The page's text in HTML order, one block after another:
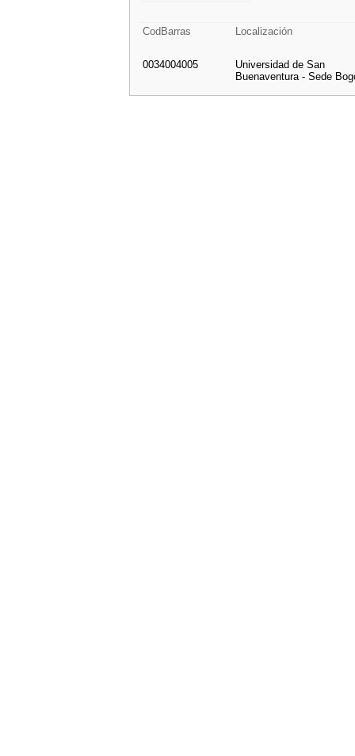
CodBarras Localización
0034004005
Universidad de San
Buenaventura - Sede